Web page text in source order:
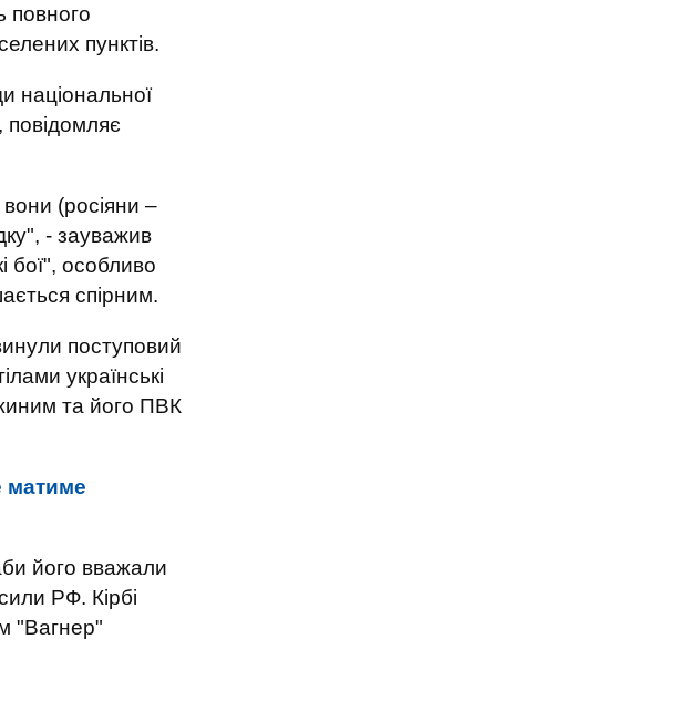
повного
пунктів.
національної
повідомляє
(росіяни –
- зауважив
бої", особливо
спірним.
поступовий
українські
та його ПВК
матиме
його вважали
РФ. Кірбі
"Вагнер"